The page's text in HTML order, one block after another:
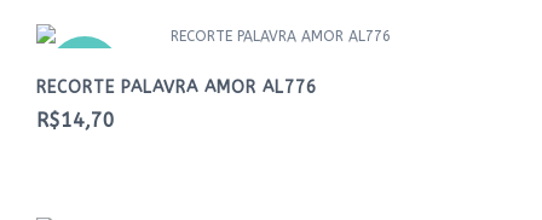
RECORTE PALAVRA AMOR AL776
R$14,70